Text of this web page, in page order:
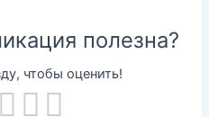
полезна?
чтобы оценить!